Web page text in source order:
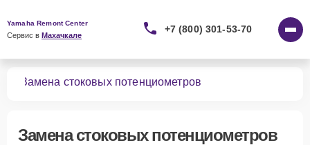
Yamaha Remont Center
Сервис в Махачкале
+7 (800) 301-53-70
Замена стоковых потенциометров
Замена стоковых потенциометров